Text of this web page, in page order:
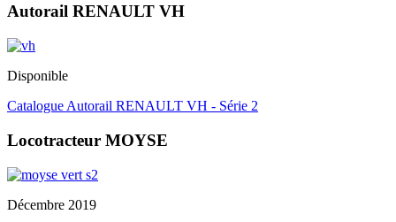
Autorail RENAULT VH
Disponible
Catalogue Autorail RENAULT VH - Série 2
Locotracteur MOYSE
Décembre 2019